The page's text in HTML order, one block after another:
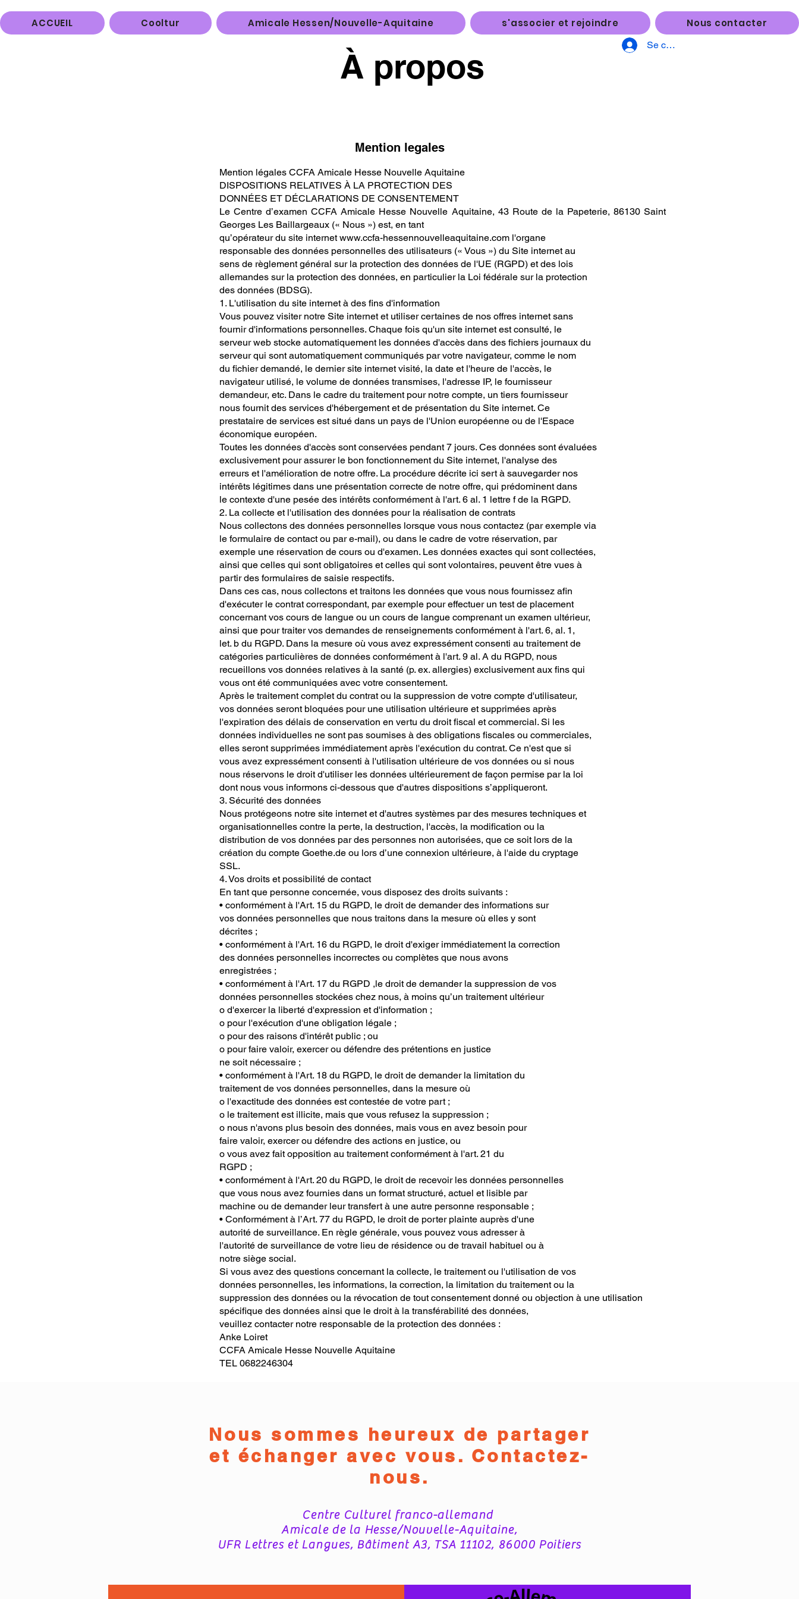
ACCUEIL Cooltur Amicale Hessen/Nouvelle-Aquitaine s'associer et rejoindre Nous contacter
Se connecter
À propos
Mention legales
Mention légales CCFA Amicale Hesse Nouvelle Aquitaine
DISPOSITIONS RELATIVES À LA PROTECTION DES
DONNÉES ET DÉCLARATIONS DE CONSENTEMENT
Le Centre d’examen CCFA Amicale Hesse Nouvelle Aquitaine, 43 Route de la Papeterie, 86130 Saint
Georges Les Baillargeaux (« Nous ») est, en tant
qu’opérateur du site internetwww.ccfa-hessennouvelleaquitaine.com l'organe
responsable des données personnelles des utilisateurs (« Vous ») du Site internet au
sens de règlement général sur la protection des données de l'UE (RGPD) et des lois
allemandes sur la protection des données, en particulier la Loi fédérale sur la protection
des données (BDSG).
1. L'utilisation du site internet à des fins d'information
Vous pouvez visiter notre Site internet et utiliser certaines de nos offres internet sans
fournir d'informations personnelles. Chaque fois qu'un site internet est consulté, le
serveur web stocke automatiquement les données d'accès dans des fichiers journaux du
serveur qui sont automatiquement communiqués par votre navigateur, comme le nom
du fichier demandé, le dernier site internet visité, la date et l'heure de l'accès, le
navigateur utilisé, le volume de données transmises, l'adresse IP, le fournisseur
demandeur, etc. Dans le cadre du traitement pour notre compte, un tiers fournisseur
nous fournit des services d'hébergement et de présentation du Site internet. Ce
prestataire de services est situé dans un pays de l'Union européenne ou de l'Espace
économique européen.
Toutes les données d'accès sont conservées pendant 7 jours. Ces données sont évaluées
exclusivement pour assurer le bon fonctionnement du Site internet, l'analyse des
erreurs et l'amélioration de notre offre. La procédure décrite ici sert à sauvegarder nos
intérêts légitimes dans une présentation correcte de notre offre, qui prédominent dans
le contexte d'une pesée des intérêts conformément à l'art. 6 al. 1 lettre f de la RGPD.
2. La collecte et l'utilisation des données pour la réalisation de contrats
Nous collectons des données personnelles lorsque vous nous contactez (par exemple via
le formulaire de contact ou par e-mail), ou dans le cadre de votre réservation, par
exemple une réservation de cours ou d'examen. Les données exactes qui sont collectées,
ainsi que celles qui sont obligatoires et celles qui sont volontaires, peuvent être vues à
partir des formulaires de saisie respectifs.
Dans ces cas, nous collectons et traitons les données que vous nous fournissez afin
d'exécuter le contrat correspondant, par exemple pour effectuer un test de placement
concernant vos cours de langue ou un cours de langue comprenant un examen ultérieur,
ainsi que pour traiter vos demandes de renseignements conformément à l'art. 6, al. 1,
let. b du RGPD. Dans la mesure où vous avez expressément consenti au traitement de
catégories particulières de données conformément à l'art. 9 al. A du RGPD, nous
recueillons vos données relatives à la santé (p. ex. allergies) exclusivement aux fins qui
vous ont été communiquées avec votre consentement.
Après le traitement complet du contrat ou la suppression de votre compte d'utilisateur,
vos données seront bloquées pour une utilisation ultérieure et supprimées après
l'expiration des délais de conservation en vertu du droit fiscal et commercial. Si les
données individuelles ne sont pas soumises à des obligations fiscales ou commerciales,
elles seront supprimées immédiatement après l'exécution du contrat. Ce n'est que si
vous avez expressément consenti à l'utilisation ultérieure de vos données ou si nous
nous réservons le droit d'utiliser les données ultérieurement de façon permise par la loi
dont nous vous informons ci-dessous que d'autres dispositions s’appliqueront.
3. Sécurité des données
Nous protégeons notre site internet et d'autres systèmes par des mesures techniques et
organisationnelles contre la perte, la destruction, l'accès, la modification ou la
distribution de vos données par des personnes non autorisées, que ce soit lors de la
création du compte Goethe.de ou lors d’une connexion ultérieure, à l'aide du cryptage
SSL.
4. Vos droits et possibilité de contact
En tant que personne concernée, vous disposez des droits suivants :
• conformément à l'Art. 15 du RGPD, le droit de demander des informations sur
vos données personnelles que nous traitons dans la mesure où elles y sont
décrites ;
• conformément à l'Art. 16 du RGPD, le droit d'exiger immédiatement la correction
des données personnelles incorrectes ou complètes que nous avons
enregistrées ;
• conformément à l'Art. 17 du RGPD ,le droit de demander la suppression de vos
données personnelles stockées chez nous, à moins qu’un traitement ultérieur
o d'exercer la liberté d'expression et d'information ;
o pour l'exécution d'une obligation légale ;
o pour des raisons d'intérêt public ; ou
o pour faire valoir, exercer ou défendre des prétentions en justice
ne soit nécessaire ;
• conformément à l'Art. 18 du RGPD, le droit de demander la limitation du
traitement de vos données personnelles, dans la mesure où
o l'exactitude des données est contestée de votre part ;
o le traitement est illicite, mais que vous refusez la suppression ;
o nous n'avons plus besoin des données, mais vous en avez besoin pour
faire valoir, exercer ou défendre des actions en justice, ou
o vous avez fait opposition au traitement conformément à l'art. 21 du
RGPD ;
• conformément à l'Art. 20 du RGPD, le droit de recevoir les données personnelles
que vous nous avez fournies dans un format structuré, actuel et lisible par
machine ou de demander leur transfert à une autre personne responsable ;
• Conformément à l’Art. 77 du RGPD, le droit de porter plainte auprès d'une
autorité de surveillance. En règle générale, vous pouvez vous adresser à
l'autorité de surveillance de votre lieu de résidence ou de travail habituel ou à
notre siège social.
Si vous avez des questions concernant la collecte, le traitement ou l'utilisation de vos
données personnelles, les informations, la correction, la limitation du traitement ou la
suppression des données ou la révocation de tout consentement donné ou objection à une utilisation
spécifique des données ainsi que le droit à la transférabilité des données,
veuillez contacter notre responsable de la protection des données :
Anke Loiret
CCFA Amicale Hesse Nouvelle Aquitaine
TEL 0682246304
Nous sommes heureux de partager
et échanger avec vous. Contactez-
nous.
Centre Culturel franco-allemand
Amicale de la Hesse/Nouvelle-Aquitaine,
UFR Lettres et Langues, Bâtiment A3, TSA 11102, 86000 Poitiers